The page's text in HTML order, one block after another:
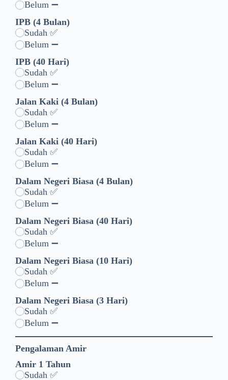
Belum ➖
IPB (4 Bulan)
Sudah ✅
Belum ➖
IPB (40 Hari)
Sudah ✅
Belum ➖
Jalan Kaki (4 Bulan)
Sudah ✅
Belum ➖
Jalan Kaki (40 Hari)
Sudah ✅
Belum ➖
Dalam Negeri Biasa (4 Bulan)
Sudah ✅
Belum ➖
Dalam Negeri Biasa (40 Hari)
Sudah ✅
Belum ➖
Dalam Negeri Biasa (10 Hari)
Sudah ✅
Belum ➖
Dalam Negeri Biasa (3 Hari)
Sudah ✅
Belum ➖
Pengalaman Amir
Amir 1 Tahun
Sudah ✅